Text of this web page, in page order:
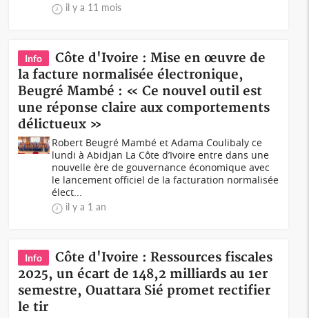
il y a 11 mois
Info
Côte d'Ivoire : Mise en œuvre de
la facture normalisée électronique,
Beugré Mambé : « Ce nouvel outil est
une réponse claire aux comportements
délictueux »
Robert Beugré Mambé et Adama Coulibaly ce
lundi à Abidjan La Côte d’Ivoire entre dans une
nouvelle ère de gouvernance économique avec
le lancement officiel de la facturation normalisée
élect...
il y a 1 an
Info
Côte d'Ivoire : Ressources fiscales
2025, un écart de 148,2 milliards au 1er
semestre, Ouattara Sié promet rectifier
le tir